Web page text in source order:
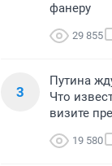
фанеру
29 855
3
Путина
Что
визите
19 580